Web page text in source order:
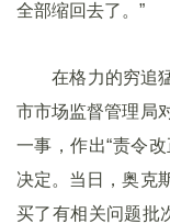
全部缩回去了。”
在格力的穷追猛
市市场监督管理局
一事，作出“责令
决定。当日，奥克
买了有相关问题批